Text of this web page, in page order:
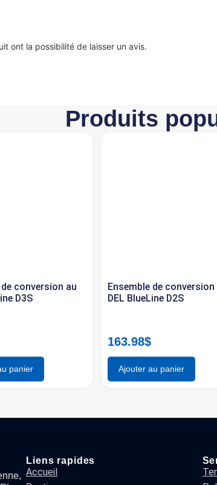
ont la possibilité de laisser un avis.
Produits
conversion au
D3S
panier
Ensemble de conversion
DEL BlueLine D2S
163.98$
Ajouter au panier
Liens rapides
Accueil